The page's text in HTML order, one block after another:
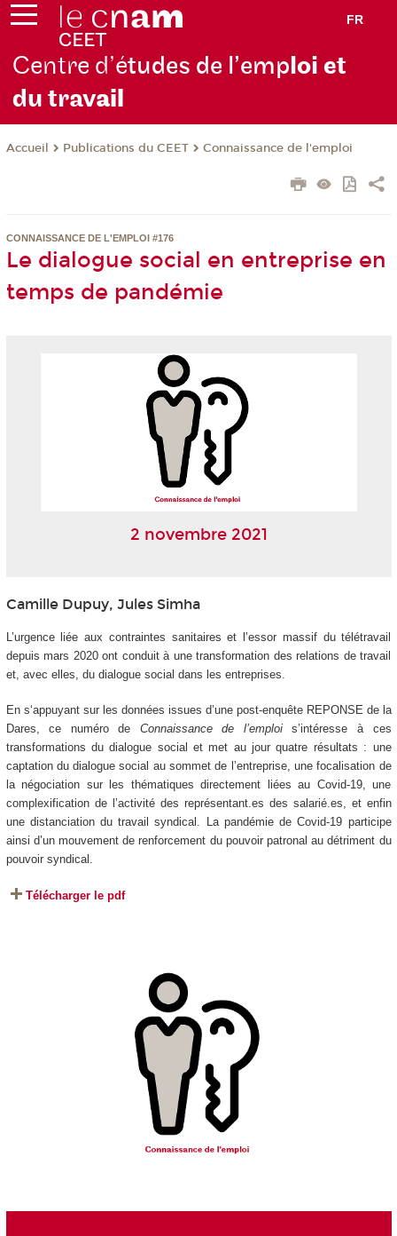
FR
Centre d’études de l’emploi et
du travail
Accueil Publications du CEET Connaissance de l'emploi
CONNAISSANCE DE L'EMPLOI #176
Le dialogue social en entreprise en
temps de pandémie
2 novembre 2021
Camille Dupuy, Jules Simha
L’urgence liée aux contraintes sanitaires et l’essor massif du télétravail
depuis mars 2020 ont conduit à une transformation des relations de travail
et, avec elles, du dialogue social dans les entreprises.
En s‘appuyant sur les données issues d’une post-enquête REPONSE de la
Dares, ce numéro de Connaissance de l’emplois’intéresse à ces
transformations du dialogue social et met au jour quatre résultats : une
captation du dialogue social au sommet de l’entreprise, une focalisation de
la négociation sur les thématiques directement liées au Covid-19, une
complexification de l’activité des représentant.es des salarié.es, et enfin
une distanciation du travail syndical. La pandémie de Covid-19 participe
ainsi d’un mouvement de renforcement du pouvoir patronal au détriment du
pouvoir syndical.
Télécharger le pdf